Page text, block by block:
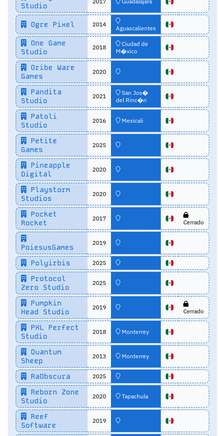
Studio
Ogre Pixel 2014
Aguascalientes
One Game
Studio
2018
Ciudad de
M�xico
Oribe Ware
Games
2020
Pandita
Studio
2021
San Jos�
del Rinc�n
Patoli
Studio
2016 Mexicali
Petite
Games
2025
Pineapple
Digital
2020
Playstorm
Studios
2020
Pocket
Rocket
2017
Cerrado
PoiesusGames
2019
Polyirbis 2025
Protocol
Zero Studio
2025
Pumpkin
Head Studio
2019
Cerrado
PXL Perfect
Studio
2018 Monterrey
Quantum
Sheep
2013 Monterrey
RaObscura 2025
Reborn Zone
Studio
2020 Tapachula
Reef
Software
2019